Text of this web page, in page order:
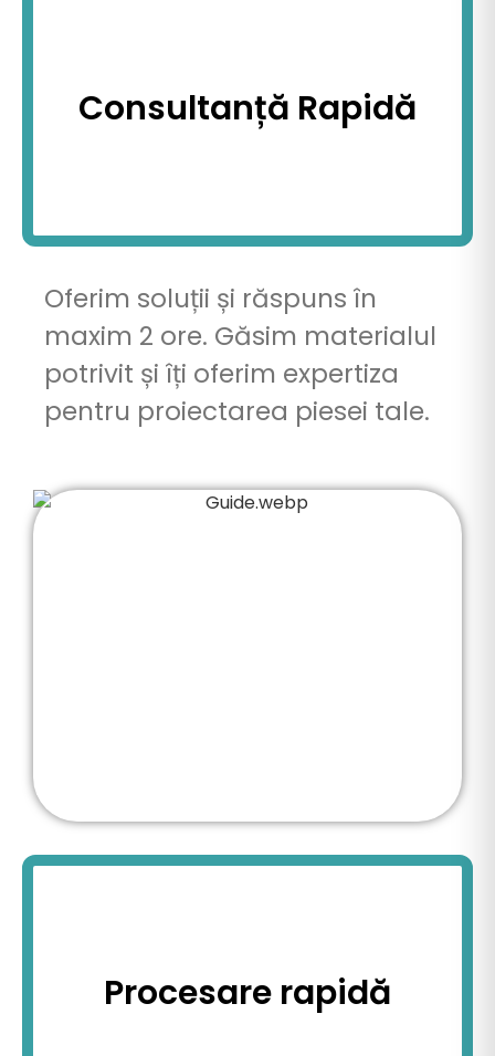
Consultanță Rapidă
Oferim soluții și răspuns în
maxim 2 ore. Găsim materialul
potrivit și îți oferim expertiza
pentru proiectarea piesei tale.
Procesare rapidă